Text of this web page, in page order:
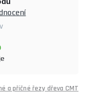
a příčné řezy dřeva CMT